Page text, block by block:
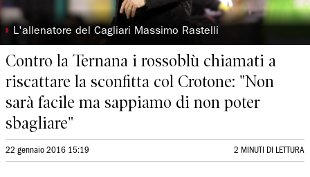
◗ L'allenatore del Cagliari Massimo Rastelli
Contro la Ternana i rossoblù chiamati a
riscattare la sconfitta col Crotone: "Non
sarà facile ma sappiamo di non poter
sbagliare"
22 gennaio 2016 15:19 2 MINUTI DI LETTURA